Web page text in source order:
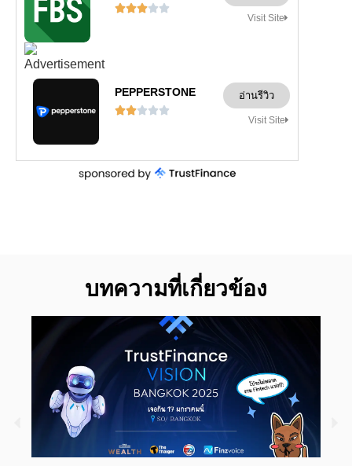

Visit Site
PEPPERSTONE

อ่านรีวิว
Visit Site
บทความที่เกี่ยวข้อง